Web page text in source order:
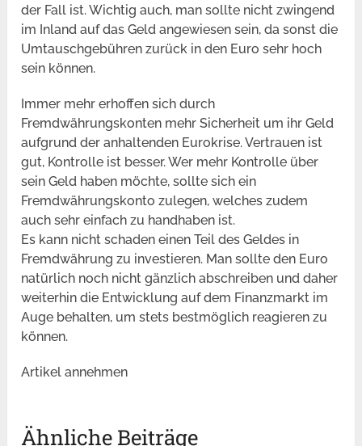
der Fall ist. Wichtig auch, man sollte nicht zwingend
im Inland auf das Geld angewiesen sein, da sonst die
Umtauschgebühren zurück in den Euro sehr hoch
sein können.
Immer mehr erhoffen sich durch
Fremdwährungskonten mehr Sicherheit um ihr Geld
aufgrund der anhaltenden Eurokrise. Vertrauen ist
gut, Kontrolle ist besser. Wer mehr Kontrolle über
sein Geld haben möchte, sollte sich ein
Fremdwährungskonto zulegen, welches zudem
auch sehr einfach zu handhaben ist.
Es kann nicht schaden einen Teil des Geldes in
Fremdwährung zu investieren. Man sollte den Euro
natürlich noch nicht gänzlich abschreiben und daher
weiterhin die Entwicklung auf dem Finanzmarkt im
Auge behalten, um stets bestmöglich reagieren zu
können.
Artikel annehmen
Ähnliche Beiträge